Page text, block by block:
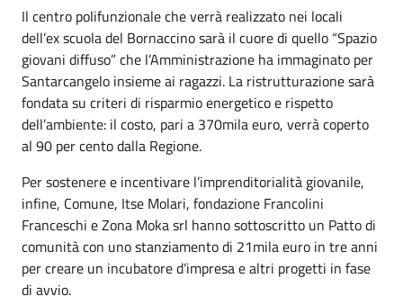
Il centro polifunzionale che verrà realizzato nei locali
dell’ex scuola del Bornaccino sarà il cuore di quello “Spazio
giovani diffuso” che l’Amministrazione ha immaginato per
Santarcangelo insieme ai ragazzi. La ristrutturazione sarà
fondata su criteri di risparmio energetico e rispetto
dell’ambiente: il costo, pari a 370mila euro, verrà coperto
al 90 per cento dalla Regione.
Per sostenere e incentivare l’imprenditorialità giovanile,
infine, Comune, Itse Molari, fondazione Francolini
Franceschi e Zona Moka srl hanno sottoscritto un Patto di
comunità con uno stanziamento di 21mila euro in tre anni
per creare un incubatore d’impresa e altri progetti in fase
di avvio.